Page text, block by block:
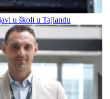
u školi u Tajlandu